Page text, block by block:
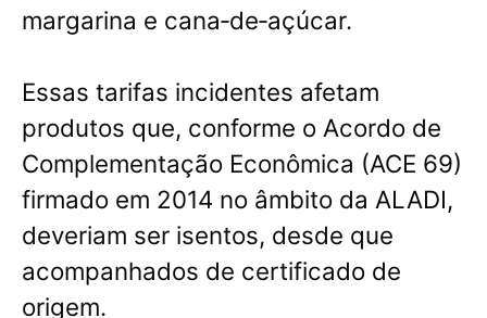
margarina e cana‑de‑açúcar.
Essas tarifas incidentes afetam
produtos que, conforme o Acordo de
Complementação Econômica (ACE 69)
firmado em 2014 no âmbito da ALADI,
deveriam ser isentos, desde que
acompanhados de certificado de
origem.